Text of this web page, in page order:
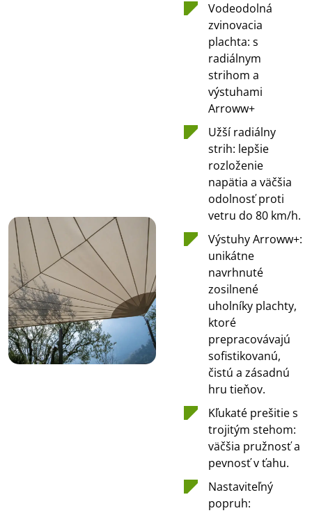
Vodeodolná
zvinovacia
plachta: s
radiálnym
strihom a
výstuhami
Arroww+
Užší radiálny
strih: lepšie
rozloženie
napätia a väčšia
odolnosť proti
vetru do 80 km/h.
Výstuhy Arroww+:
unikátne
navrhnuté
zosilnené
uholníky plachty,
ktoré
prepracovávajú
sofistikovanú,
čistú a zásadnú
hru tieňov.
Kľukaté prešitie s
trojitým stehom:
väčšia pružnosť a
pevnosť v ťahu.
Nastaviteľný
popruh: